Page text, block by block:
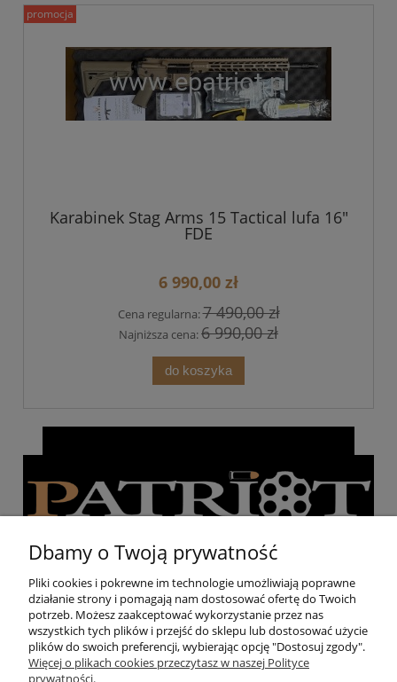
Karabinek Stag Arms 15 Tactical lufa 16"
FDE
6 990,00 zł
Cena regularna:7 490,00 zł
Najniższa cena:6 990,00 zł
do koszyka
promocja
Pomoc
Moje konto
Dbamy o Twoją prywatność
Pliki cookies i pokrewne im technologie umożliwiają poprawne
działanie strony i pomagają nam dostosować ofertę do Twoich
potrzeb. Możesz zaakceptować wykorzystanie przez nas
wszystkich tych plików i przejść do sklepu lub dostosować użycie
plików do swoich preferencji, wybierając opcję "Dostosuj zgody".
Więcej o plikach cookies przeczytasz w naszej Polityce
prywatności.